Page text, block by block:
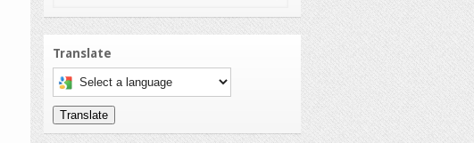
Translate
Select a language to translate this page
Translate